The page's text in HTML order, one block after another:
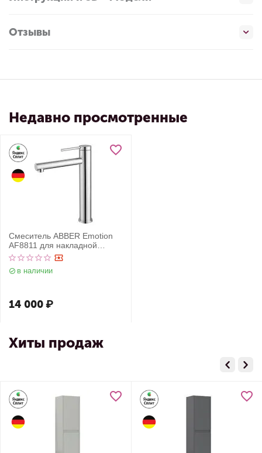
Отзывы
Недавно просмотренные
Смеситель ABBER Emotion
AF8811 для накладной
раковины, хром
в наличии
14 000₽
Хиты продаж